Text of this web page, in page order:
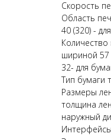
Скорость
Область
40 (320) -
шириной
32- для
Тип бумаги
Размеры
толщина
наружный